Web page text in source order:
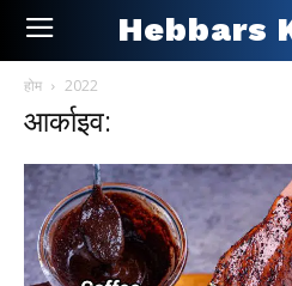
Hebbars
होम 2022
आर्काइव: